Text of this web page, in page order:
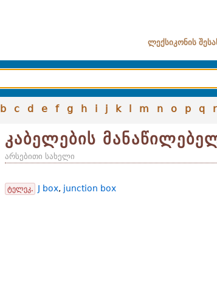
ლექსიკონის
b c d e f g h i j k l m n o p q r
კაბელების
არსებითი სახელი
ტელეკ. J box, junction box